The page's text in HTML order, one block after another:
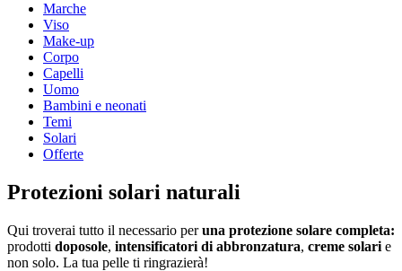
Marche
Viso
Make-up
Corpo
Capelli
Uomo
Bambini e neonati
Temi
Solari
Offerte
Protezioni solari naturali
Qui troverai tutto il necessario peruna protezione solare completa:
prodotti doposole, intensificatori di abbronzatura, creme solari e
non solo. La tua pelle ti ringrazierà!